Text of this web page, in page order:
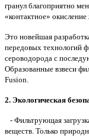
гранул благоприятно
«контактное» окисление
Это новейшая
передовых технологий
сероводорода с
Образованные взвеси
Fusion.
2. Экологическая
- Фильтрующая
веществ. Только